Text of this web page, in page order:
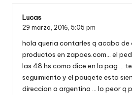
Lucas
29 marzo, 2016, 5:05 pm
hola queria contarles q acabo de
productos en zapaes.com… el
las 48 hs como dice en la pag …
seguimiento y el pauqete esta
direccion a argentina … lo peor q